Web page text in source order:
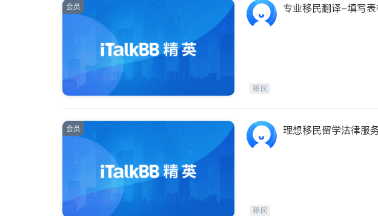
会员 专业移民翻译-填写
移民
会员 理想移民留学法律服
移民